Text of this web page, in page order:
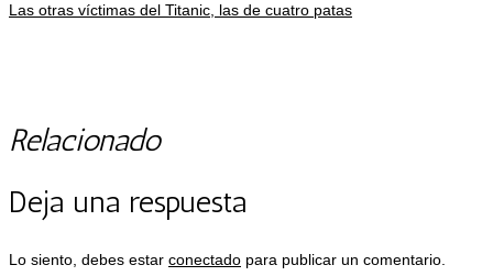
Las otras víctimas del Titanic, las de cuatro patas
Relacionado
Deja una respuesta
Lo siento, debes estar conectado para publicar un comentario.